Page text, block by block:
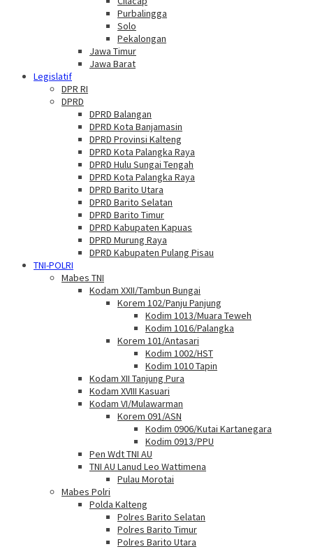
Purbalingga
Solo
Pekalongan
Jawa Timur
Jawa Barat
Legislatif
DPR RI
DPRD
DPRD Balangan
DPRD Kota Banjamasin
DPRD Provinsi Kalteng
DPRD Kota Palangka Raya
DPRD Hulu Sungai Tengah
DPRD Kota Palangka Raya
DPRD Barito Utara
DPRD Barito Selatan
DPRD Barito Timur
DPRD Kabupaten Kapuas
DPRD Murung Raya
DPRD Kabupaten Pulang Pisau
TNI-POLRI
Mabes TNI
Kodam XXII/Tambun Bungai
Korem 102/Panju Panjung
Kodim 1013/Muara Teweh
Kodim 1016/Palangka
Korem 101/Antasari
Kodim 1002/HST
Kodim 1010 Tapin
Kodam XII Tanjung Pura
Kodam XVIII Kasuari
Kodam VI/Mulawarman
Korem 091/ASN
Kodim 0906/Kutai Kartanegara
Kodim 0913/PPU
Pen Wdt TNI AU
TNI AU Lanud Leo Wattimena
Pulau Morotai
Mabes Polri
Polda Kalteng
Polres Barito Selatan
Polres Barito Timur
Polres Barito Utara